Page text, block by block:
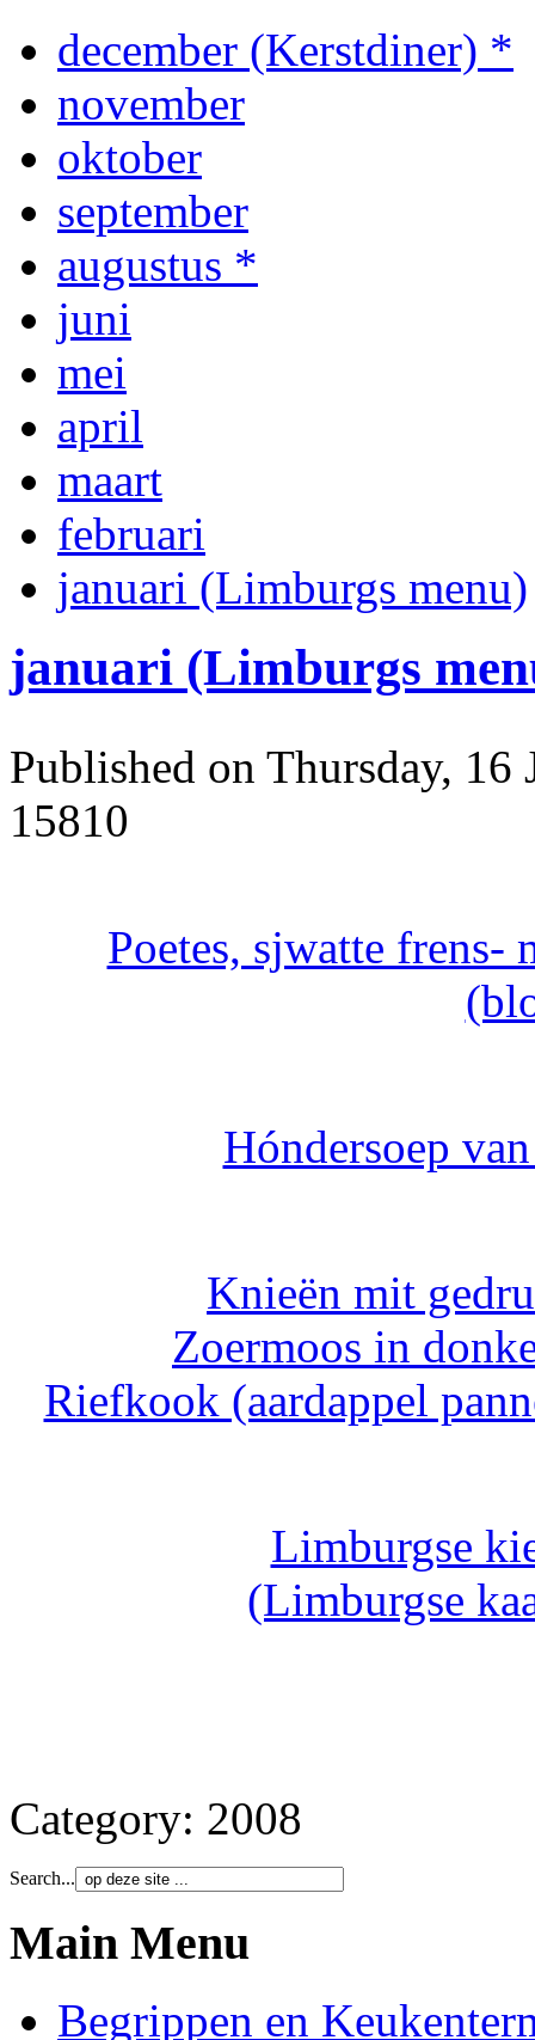
december (Kerstdiner) *
november
oktober
september
augustus *
juni
mei
april
maart
februari
januari (Limburgs menu)
januari (Limburgs
Published on Thursday,
15810
Poetes, sjwatte frens-
Hóndersoep
Knieën mit
Zoermoos in
Riefkook (aardappel
Limburgse
(Limburgse
Category: 2008
Search...
Main Menu
Begrippen en